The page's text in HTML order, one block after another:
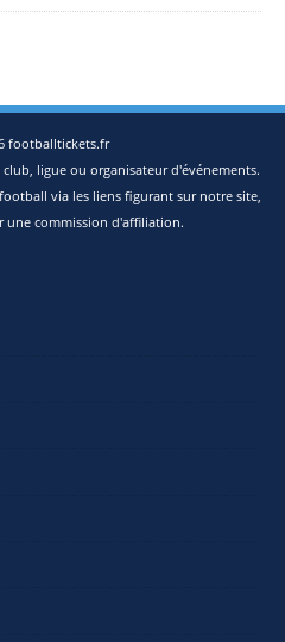
footballtickets.fr
ligue ou organisateur d'événements.
via les liens figurant sur notre site,
une commission d'affiliation.